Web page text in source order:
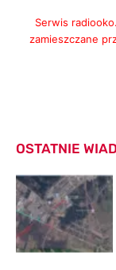
Serwis
zamieszczane
OSTATNIE